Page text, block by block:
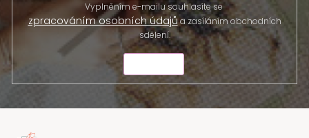
Vyplněním e-mailu souhlasíte se
zpracováním osobních údajůa zasíláním obchodních
sdělení.